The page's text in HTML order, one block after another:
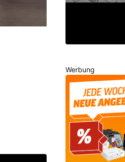
Werbung